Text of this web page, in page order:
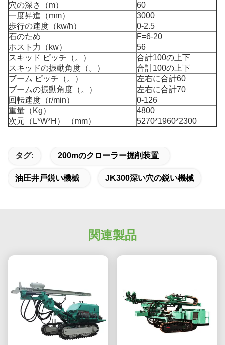
穴の深さ（m）
60
一度昇進（mm）
3000
歩行の速度（kw/h）
0-2.5
石のため
F=6-20
ホスト力（kw）
56
スキッド ピッチ（。）
合計100の上下
スキッドの振動角度（。）
合計100の上下
ブーム ピッチ（。）
左右に合計60
ブームの振動角度（。）
左右に合計70
回転速度（r/min）
0-126
重量（Kg）
4800
次元（L*W*H） （mm）
5270*1960*2300
タグ: 200mのクローラー掘削装置
油圧井戸鋭い機械 JK300深い穴の鋭い機械
関連製品